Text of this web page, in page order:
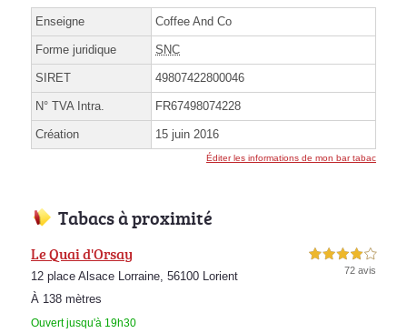
Enseigne Coffee And Co
Forme juridique SNC
SIRET 49807422800046
N° TVA Intra. FR67498074228
Création 15 juin 2016
Éditer les informations de mon bar tabac
Tabacs à proximité
Le Quai d'Orsay
12 place Alsace Lorraine, 56100 Lorient
À 138 mètres
Ouvert jusqu'à 19h30
4,0 étoiles sur 5
72 avis